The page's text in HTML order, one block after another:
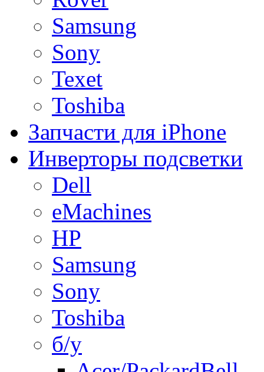
Samsung
Sony
Texet
Toshiba
Запчасти для iPhone
Инверторы подсветки
Dell
eMachines
HP
Samsung
Sony
Toshiba
б/у